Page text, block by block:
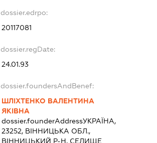
dossier.edrpo:
20117081
dossier.regDate:
24.01.93
dossier.foundersAndBenef:
ШЛІХТЕНКО ВАЛЕНТИНА
ЯКІВНА
dossier.founderAddressУКРАЇНА,
23252, ВІННИЦЬКА ОБЛ.,
ВІННИЦЬКИЙ Р-Н, СЕЛИЩЕ